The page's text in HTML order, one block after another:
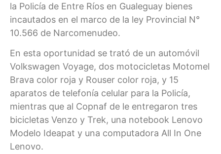
la Policía de Entre Ríos en Gualeguay bienes
incautados en el marco de la ley Provincial N°
10.566 de Narcomenudeo.
En esta oportunidad se trató de un automóvil
Volkswagen Voyage, dos motocicletas Motomel
Brava color roja y Rouser color roja, y 15
aparatos de telefonía celular para la Policía,
mientras que al Copnaf de le entregaron tres
bicicletas Venzo y Trek, una notebook Lenovo
Modelo Ideapat y una computadora All In One
Lenovo.